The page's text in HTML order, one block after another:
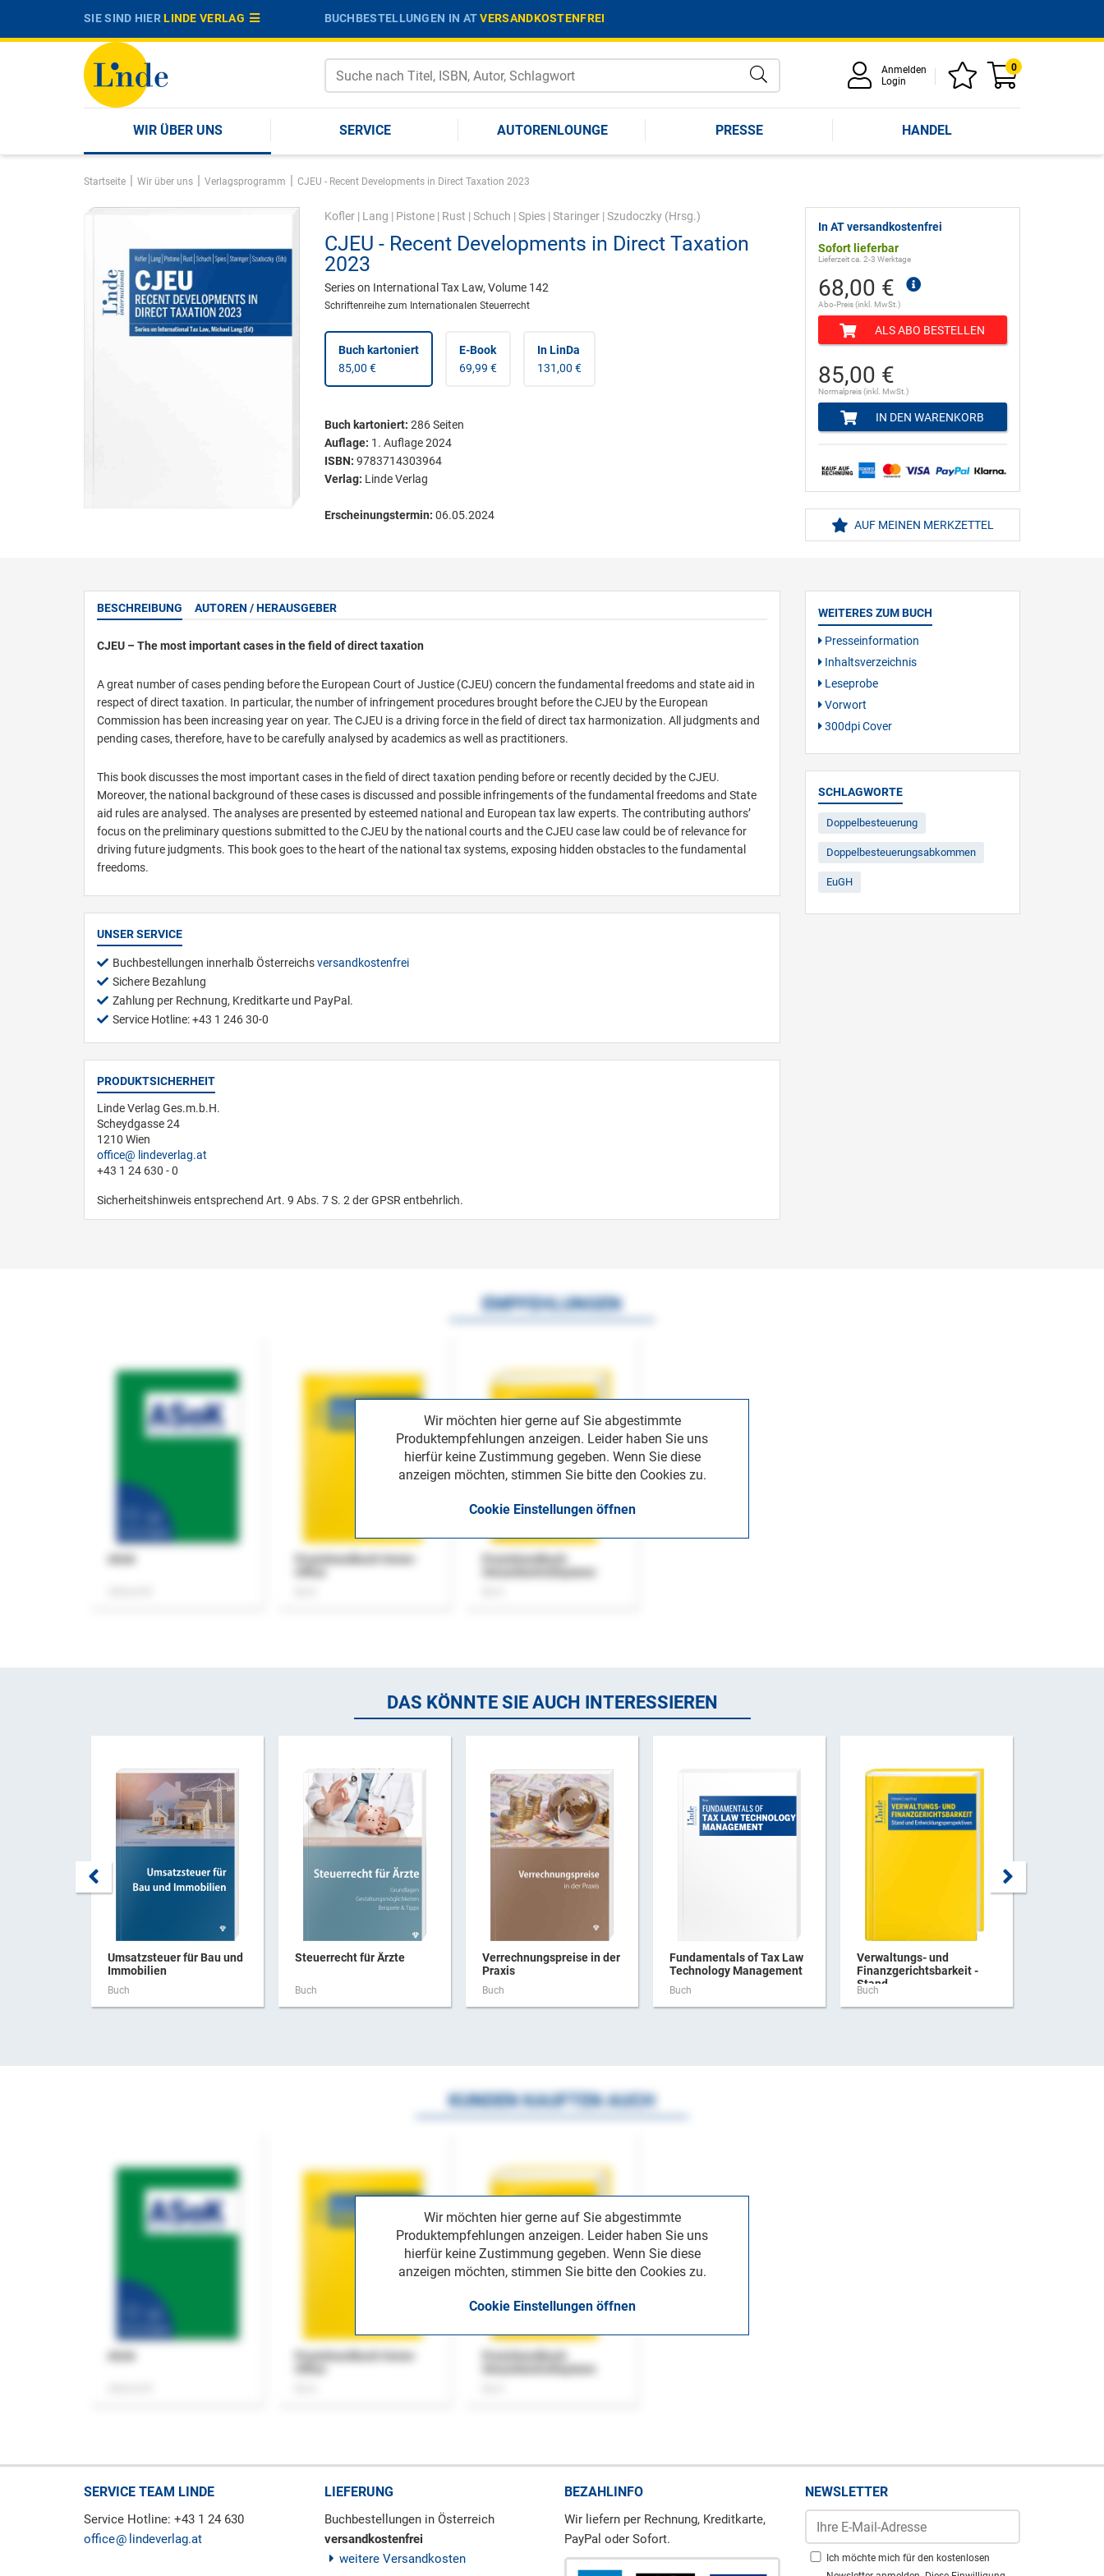
SIE SIND HIERLINDE VERLAG BUCHBESTELLUNGEN IN ATVERSANDKOSTENFREI
Anmelden
Login
0
WIR ÜBER UNS SERVICE AUTORENLOUNGE PRESSE HANDEL
Startseite | Wir über uns | Verlagsprogramm | CJEU - Recent Developments in Direct Taxation 2023
Kofler| Lang | Pistone| Rust | Schuch | Spies| Staringer| Szudoczky(Hrsg.)
CJEU - Recent Developments in Direct Taxation
2023
Series on International Tax Law, Volume 142
Schriftenreihe zum Internationalen Steuerrecht
Buch kartoniert
85,00 €
E-Book
69,99 €
In LinDa
131,00 €
Buch kartoniert: 286Seiten
Auflage: 1. Auflage 2024
ISBN: 9783714303964
Verlag: Linde Verlag
Erscheinungstermin: 06.05.2024
In AT versandkostenfrei
Sofort lieferbar
Lieferzeit ca. 2-3 Werktage
68,00 €
Abo-Preis (inkl. MwSt.)
ALS ABO BESTELLEN
85,00 €
Normalpreis (inkl. MwSt.)
IN DEN WARENKORB
AUF MEINEN MERKZETTEL
BESCHREIBUNG AUTOREN / HERAUSGEBER
CJEU – The most important cases in the field of direct taxation
A great number of cases pending before the European Court of Justice (CJEU) concern the fundamental freedoms and state aid in
respect of direct taxation. In particular, the number of infringement procedures brought before the CJEU by the European
Commission has been increasing year on year. The CJEU is a driving force in the field of direct tax harmonization. All judgments and
pending cases, therefore, have to be carefully analysed by academics as well as practitioners.
This book discusses the most important cases in the field of direct taxation pending before or recently decided by the CJEU.
Moreover, the national background of these cases is discussed and possible infringements of the fundamental freedoms and State
aid rules are analysed. The analyses are presented by esteemed national and European tax law experts. The contributing authors’
focus on the preliminary questions submitted to the CJEU by the national courts and the CJEU case law could be of relevance for
driving future judgments. This book goes to the heart of the national tax systems, exposing hidden obstacles to the fundamental
freedoms.
UNSER SERVICE
Buchbestellungen innerhalb Österreichsversandkostenfrei
Sichere Bezahlung
Zahlung per Rechnung, Kreditkarte und PayPal.
Service Hotline: +43 1 246 30-0
PRODUKTSICHERHEIT
Linde Verlag Ges.m.b.H.
Scheydgasse 24
1210 Wien
office
lindeverlag.at
+43 1 24 630 - 0
Sicherheitshinweis entsprechend Art. 9 Abs. 7 S. 2 der GPSR entbehrlich.
WEITERES ZUM BUCH
Presseinformation
Inhaltsverzeichnis
Leseprobe
Vorwort
300dpi Cover
SCHLAGWORTE
Doppelbesteuerung
Doppelbesteuerungsabkommen
EuGH
Wir möchten hier gerne auf Sie abgestimmte
Produktempfehlungen anzeigen. Leider haben Sie uns
hierfür keine Zustimmung gegeben. Wenn Sie diese
anzeigen möchten, stimmen Sie bitte den Cookies zu.
Cookie Einstellungen öffnen
EMPFEHLUNGEN
Praxishandbuch Home-
Praxishandbuch
DAS KÖNNTE SIE AUCH INTERESSIEREN
Umsatzsteuer für Bau und
Immobilien
Buch
Steuerrecht für Ärzte
Buch
Verrechnungspreise in der
Praxis
Buch
Fundamentals of Tax Law
Technology Management
Buch
Verwaltungs- und
Finanzgerichtsbarkeit -
Stand ...
Buch
Wir möchten hier gerne auf Sie abgestimmte
Produktempfehlungen anzeigen. Leider haben Sie uns
hierfür keine Zustimmung gegeben. Wenn Sie diese
anzeigen möchten, stimmen Sie bitte den Cookies zu.
Cookie Einstellungen öffnen
KUNDEN KAUFTEN AUCH
Praxishandbuch Home-
Praxishandbuch
SERVICE TEAM LINDE
Service Hotline: +43 1 24 630
office
lindeverlag.at
LIEFERUNG
Buchbestellungen in Österreich
versandkostenfrei
weitere Versandkosten
BEZAHLINFO
Wir liefern per Rechnung, Kreditkarte,
PayPal oder Sofort.
NEWSLETTER
Ich möchte mich für den kostenlosen